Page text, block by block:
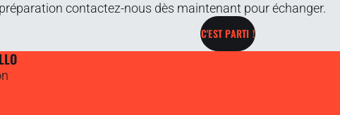
contactez-nous dès maintenant pour échanger.
C'EST PARTI !